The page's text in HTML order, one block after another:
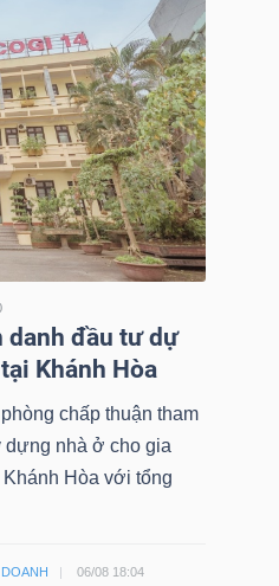
danh đầu tư dự
Khánh Hòa
chấp thuận tham
dựng nhà ở cho gia
Hòa với tổng
06/08 18:04